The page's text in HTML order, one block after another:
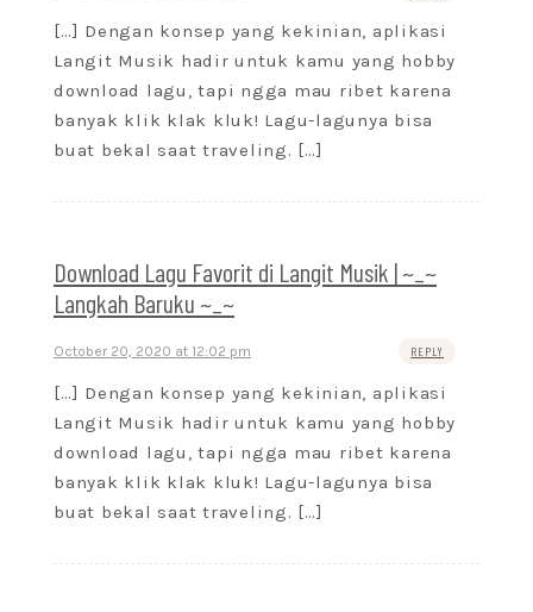
[…] Dengan konsep yang kekinian, aplikasi
Langit Musik hadir untuk kamu yang hobby
download lagu, tapi ngga mau ribet karena
banyak klik klak kluk! Lagu-lagunya bisa
buat bekal saat traveling. […]
Download Lagu Favorit di Langit Musik | ~_~
Langkah Baruku ~_~
October 20, 2020 at 12:02 pm REPLY
[…] Dengan konsep yang kekinian, aplikasi
Langit Musik hadir untuk kamu yang hobby
download lagu, tapi ngga mau ribet karena
banyak klik klak kluk! Lagu-lagunya bisa
buat bekal saat traveling. […]